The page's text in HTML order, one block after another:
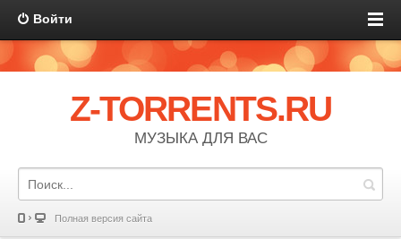
Войти
Z-TORRENTS.RU
МУЗЫКА ДЛЯ ВАС
Полная версия сайта